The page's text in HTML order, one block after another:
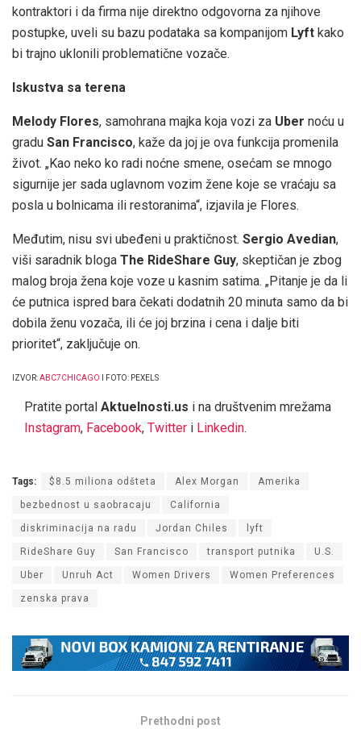
kontraktori i da firma nije direktno odgovorna za njihove
postupke, uveli su bazu podataka sa kompanijom Lyft kako
bi trajno uklonili problematične vozače.
Iskustva sa terena
Melody Flores, samohrana majka koja vozi za Uber noću u
gradu San Francisco, kaže da joj je ova funkcija promenila
život. „Kao neko ko radi noćne smene, osećam se mnogo
sigurnije jer sada uglavnom vozim žene koje se vraćaju sa
posla u bolnicama ili restoranima“, izjavila je Flores.
Međutim, nisu svi ubeđeni u praktičnost. Sergio Avedian,
viši saradnik bloga The RideShare Guy, skeptičan je zbog
malog broja žena koje voze u kasnim satima. „Pitanje je da li
će putnica ispred bara čekati dodatnih 20 minuta samo da bi
dobila ženu vozača, ili će joj brzina i cena i dalje biti
prioritet“, zaključuje on.
IZVOR:ABC7CHICAGO I FOTO: PEXELS
Pratite portal Aktuelnosti.us i na društvenim mrežama
Instagram, Facebook, Twitter i Linkedin.
Tags: $8.5 miliona odšteta Alex Morgan Amerika
bezbednost u saobracaju California
diskriminacija na radu Jordan Chiles lyft
RideShare Guy San Francisco transport putnika U.S.
Uber Unruh Act Women Drivers Women Preferences
zenska prava
Prethodni post